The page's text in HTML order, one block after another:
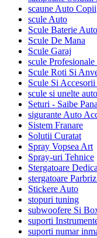
scaune Auto Copii
scule Auto
Scule Baterie Auto
Scule De Mana
Scule Garaj
scule
Scule Roti Si
Scule Si
scule si unelte auto
Seturi - Saibe
sigurante Auto
Sistem Franare
Solutii Curatat
Spray Vopsea Art
Spray-uri Tehnice
Stergatoare
stergatoare
Stickere Auto
stopuri tuning
subwoofere Si
suporti
suporti numar